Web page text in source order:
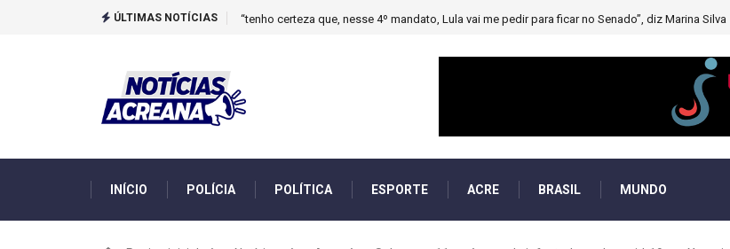
ÚLTIMAS NOTÍCIAS “tenho certeza que, nesse 4º mandato, Lula vai me pedir para ficar no Senado”, diz Marina Silva
INÍCIO POLÍCIA POLÍTICA ESPORTE ACRE BRASIL MUNDO